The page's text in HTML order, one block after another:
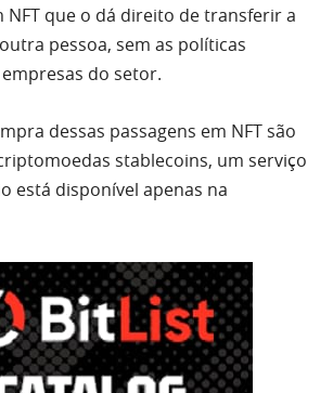
NFT que o dá direito de transferir a
pessoa, sem as políticas
do setor.
dessas passagens em NFT são
stablecoins, um serviço
está disponível apenas na